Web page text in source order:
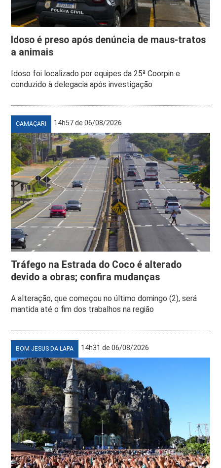
Idoso é preso após denúncia de maus-tratos
a animais
Idoso foi localizado por equipes da 25ª Coorpin e
conduzido à delegacia após investigação
CAMAÇARI 14h57 de 06/08/2026
Tráfego na Estrada do Coco é alterado
devido a obras; confira mudanças
A alteração, que começou no último domingo (2), será
mantida até o fim dos trabalhos na região
BOM JESUS DA LAPA 14h31 de 06/08/2026